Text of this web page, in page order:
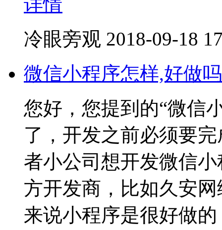
冷眼旁观 2018-09-18
微信小程序怎样,好做
您好，您提到的“微信
了，开发之前必须要
者小公司想开发微信
方开发商，比如久安
来说小程序是很好做